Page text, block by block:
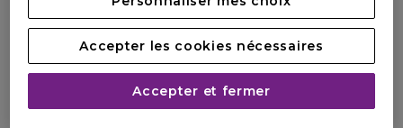
Accepter les cookies nécessaires
Accepter et fermer